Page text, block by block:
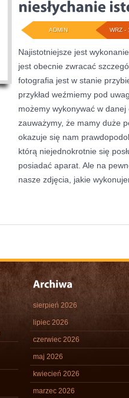
WRZ -
ADMIN
Najistotniejsze jest
jest obecnie zwracać
fotografia jest w stanie
przykład weźmiemy pod
możemy wykonywać w
zauważymy, że mamy duże
okazuje się nam
którą niejednokrotnie się
posiadać aparat. Ale na
nasze zdjęcia, jakie
sierpień 2026
lipiec 2026
czerwiec 2026
maj 2026
kwiecień 2026
marzec 2026